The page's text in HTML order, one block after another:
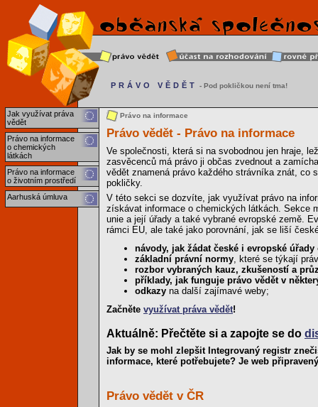
Jak využívat práva
vědět
Právo na informace
o chemických
látkách
Právo na informace
o životním prostředí
Aarhuská úmluva
PRÁVO VĚDĚT - Pod pokličkou není tma!
Právo na informace
Právo vědět - Právo na informace
Ve společnosti, která si na svobodnou jen hraje,
zasvěcenců má právo ji občas zvednout a
vědět znamená právo každého strávníka znát, co
pokličky.
V této sekci se dozvíte, jak využívat právo na
získávat informace o chemických látkách. Sekce
unie a její úřady a také vybrané evropské země.
rámci EU, ale také jako porovnání, jak se liší
návody, jak žádat české i evropské
základní právní normy , které se týkají
rozbor vybraných kauz, zkušeností a
příklady, jak funguje právo vědět v
odkazy na další zajímavé weby;
Začněte využívat práva vědět!
Aktuálně: Přečtěte si a zapojte se do
Jak by se mohl zlepšit Integrovaný registr
informace, které potřebujete? Je web
Právo vědět v ČR